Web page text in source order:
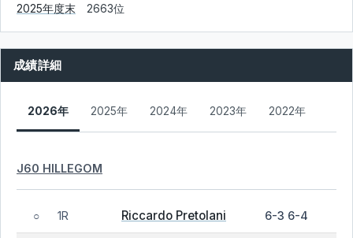
2025年度末 2663位
成績詳細
2026年 2025年 2024年 2023年 2022年
J60 HILLEGOM
○ 1R Riccardo Pretolani 6-3 6-4